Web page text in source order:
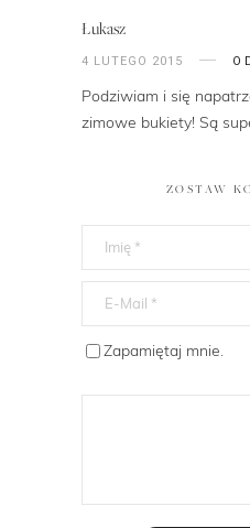
Łukasz
4 LUTEGO 2015
Podziwiam i się
zimowe bukiety! Są
ZOSTAW
Zapamiętaj mnie.